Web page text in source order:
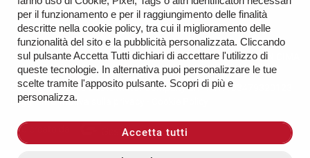
TORNA IN CIMA
Copyright © 2026 Busto Motor Company Srl - P.IVA 03479320123 -
Leggi l'informativa sulla privacy
Sito creato da:
per il funzionamento e per il raggiungimento delle finalità
descritte nella cookie policy, tra cui il miglioramento delle
funzionalità del sito e la pubblicità personalizzata. Cliccando
sul pulsante Accetta Tutti dichiari di accettare l'utilizzo di
queste tecnologie. In alternativa puoi personalizzare le tue
scelte tramite l'apposito pulsante. Scopri di più e
personalizza.
Accetta tutti